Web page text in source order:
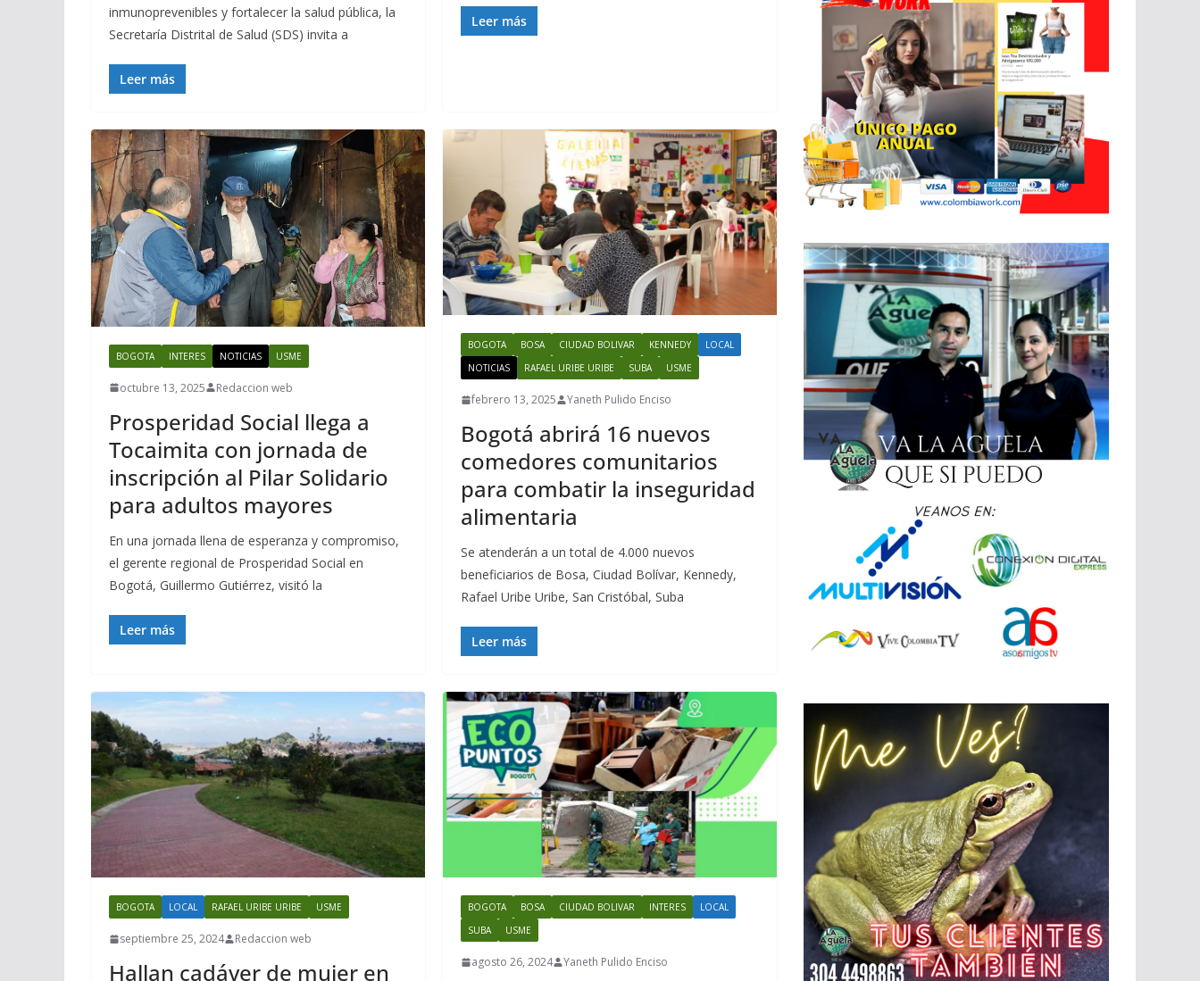
inmunoprevenibles y fortalecer la salud pública, la
Secretaría Distrital de Salud (SDS) invita a
Leer más
Leer más
BOGOTA INTERES NOTICIAS USME
octubre 13, 2025 Redaccion web
Prosperidad Social llega a
Tocaimita con jornada de
inscripción al Pilar Solidario
para adultos mayores
En una jornada llena de esperanza y compromiso,
el gerente regional de Prosperidad Social en
Bogotá, Guillermo Gutiérrez, visitó la
Leer más
BOGOTA BOSA CIUDAD BOLIVAR KENNEDY
LOCAL
NOTICIAS
RAFAEL URIBE URIBE SUBA USME
febrero 13, 2025 Yaneth Pulido Enciso
Bogotá abrirá 16 nuevos
comedores comunitarios
para combatir la inseguridad
alimentaria
Se atenderán a un total de 4.000 nuevos
beneficiarios de Bosa, Ciudad Bolívar, Kennedy,
Rafael Uribe Uribe, San Cristóbal, Suba
Leer más
BOGOTA LOCAL RAFAEL URIBE URIBE USME
septiembre 25, 2024 Redaccion web
Hallan cadáver de mujer en
BOGOTA BOSA CIUDAD BOLIVAR INTERES
LOCAL
SUBA
USME
agosto 26, 2024 Yaneth Pulido Enciso